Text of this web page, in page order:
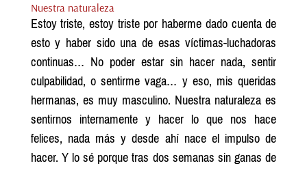
Nuestra naturaleza
Estoy triste, estoy triste por haberme dado cuenta de
esto y haber sido una de esas víctimas-luchadoras
continuas… No poder estar sin hacer nada, sentir
culpabilidad, o sentirme vaga… y eso, mis queridas
hermanas, es muy masculino. Nuestra naturaleza es
sentirnos internamente y hacer lo que nos hace
felices, nada más y desde ahí nace el impulso de
hacer. Y lo sé porque tras dos semanas sin ganas de